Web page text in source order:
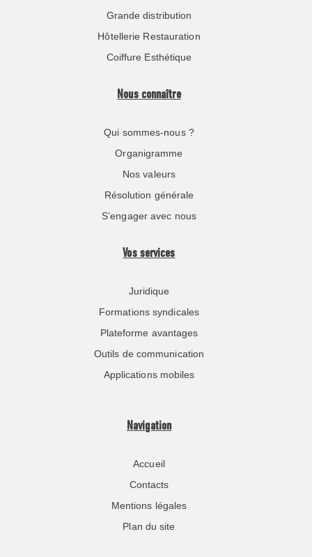
Grande distribution
Hôtellerie Restauration
Coiffure Esthétique
Nous connaître
Qui sommes-nous ?
Organigramme
Nos valeurs
Résolution générale
S’engager avec nous
Vos services
Juridique
Formations syndicales
Plateforme avantages
Outils de communication
Applications mobiles
Navigation
Accueil
Contacts
Mentions légales
Plan du site